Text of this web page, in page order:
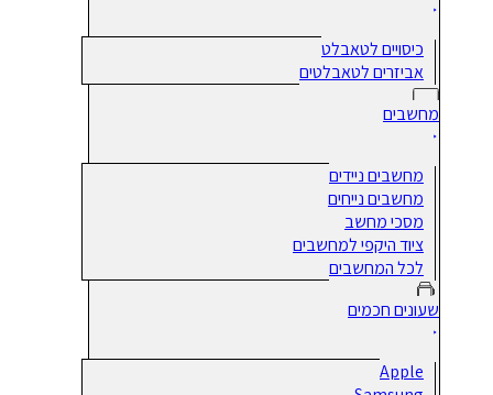
כיסויים לטאבלט
אביזרים לטאבלטים
מחשבים
מחשבים ניידים
מחשבים נייחים
מסכי מחשב
ציוד היקפי למחשבים
לכל המחשבים
שעונים חכמים
Apple